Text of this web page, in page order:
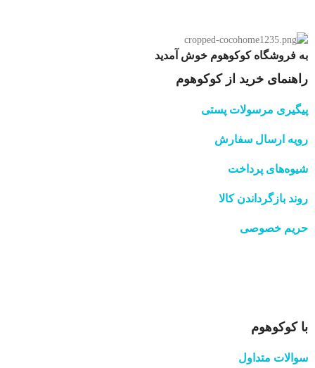
به فروشگاه کوکوهوم خوش آمدید
راهنمای خرید از کوکوهوم
پیگیری مرسولات پستی
رویه ارسال سفارش
شیوه‌های پرداخت
روند بازگرداندن کالا
حریم خصوصی
با کوکوهوم
سوالات متداول